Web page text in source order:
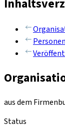
Personen
aus dem
Status